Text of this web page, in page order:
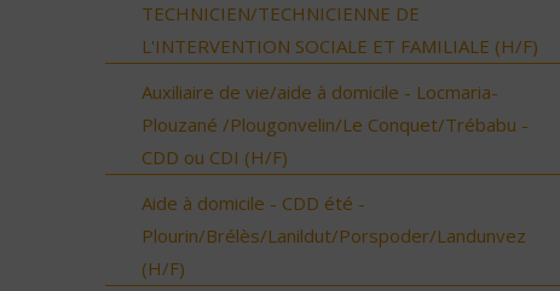
TECHNICIEN/TECHNICIENNE DE
L'INTERVENTION SOCIALE ET FAMILIALE (H/F)
Auxiliaire de vie/aide à domicile - Locmaria-
Plouzané /Plougonvelin/Le Conquet/Trébabu -
CDD ou CDI (H/F)
Aide à domicile - CDD été -
Plourin/Brélès/Lanildut/Porspoder/Landunvez
(H/F)